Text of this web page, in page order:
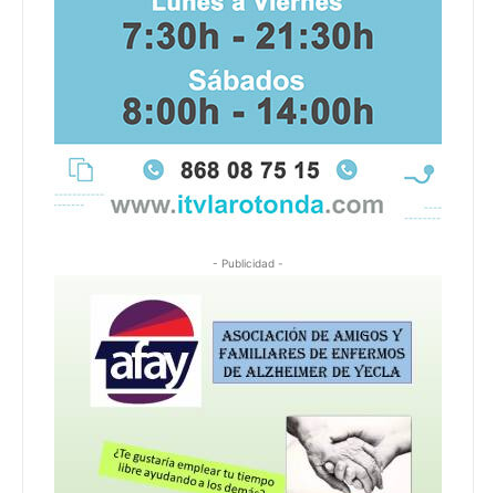
- Publicidad -